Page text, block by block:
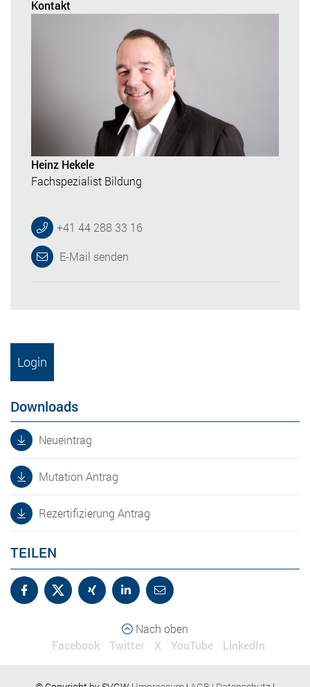
Kontakt
Heinz Hekele
Fachspezialist Bildung
+41 44 288 33 16
E-Mail senden
Login
Downloads
Neueintrag
Mutation Antrag
Rezertifizierung Antrag
TEILEN
Nach oben
Facebook
Twitter X YouTube LinkedIn